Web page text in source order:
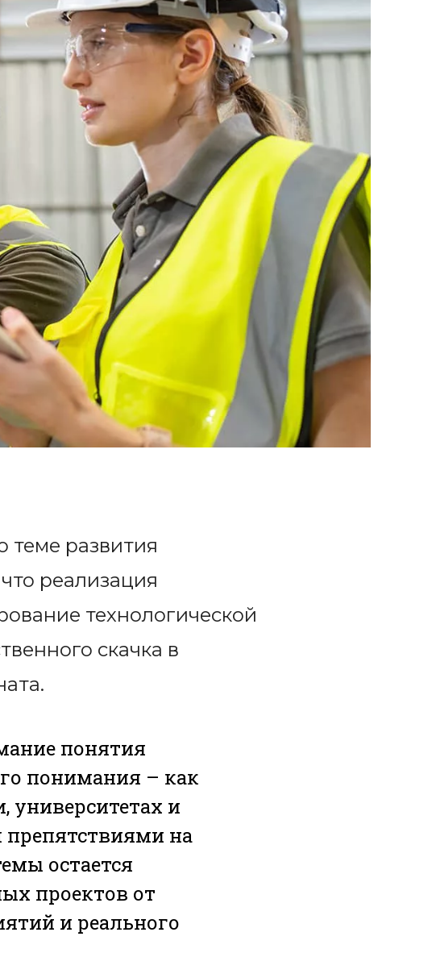
теме развития
реализация
технологической
скачка в
понятия
понимания – как
и
препятствиями на
остается
проектов от
и реального